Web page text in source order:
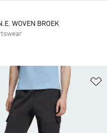
WOVEN BROEK
zetten